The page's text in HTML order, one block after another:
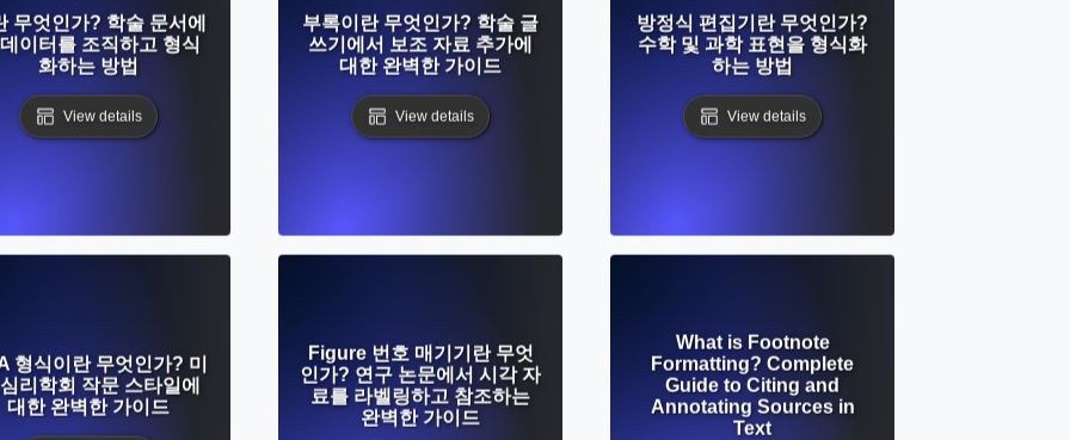
무엇인가? 학술 문서에
이터를 조직하고 형식
화하는 방법
View details
부록이란 무엇인가? 학술 글
쓰기에서 보조 자료 추가에
대한 완벽한 가이드
View details
방정식 편집기란 무엇인가?
수학 및 과학 표현을 형식화
하는 방법
View details
형식이란 무엇인가? 미
리학회 작문 스타일에
대한 완벽한 가이드
Figure 번호 매기기란 무엇
인가? 연구 논문에서 시각 자
료를 라벨링하고 참조하는
완벽한 가이드
What is Footnote
Formatting? Complete
Guide to Citing and
Annotating Sources in
Text